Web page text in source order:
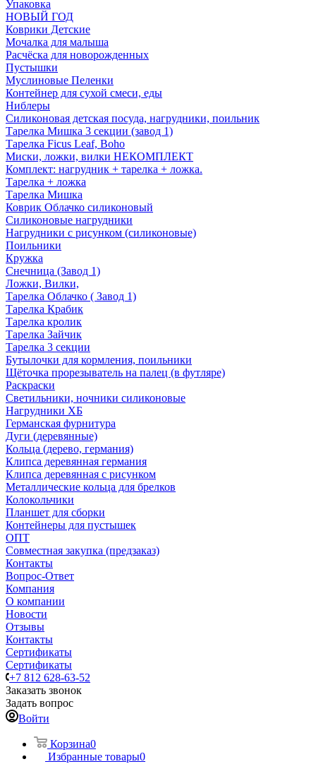
Упаковка
НОВЫЙ ГОД
Коврики Детские
Мочалка для малыша
Расчёска для новорожденных
Пустышки
Муслиновые Пеленки
Контейнер для сухой смеси, еды
Ниблеры
Силиконовая детская посуда, нагрудники, поильник
Тарелка Мишка 3 секции (завод 1)
Тарелка Ficus Leaf, Boho
Миски, ложки, вилки НЕКОМПЛЕКТ
Комплект: нагрудник + тарелка + ложка.
Тарелка + ложка
Тарелка Мишка
Коврик Облачко силиконовый
Силиконовые нагрудники
Нагрудники с рисунком (силиконовые)
Поильники
Кружка
Снечница (Завод 1)
Ложки, Вилки,
Тарелка Облачко ( Завод 1)
Тарелка Крабик
Тарелка кролик
Тарелка Зайчик
Тарелка 3 секции
Бутылочки для кормления, поильники
Щёточка прорезыватель на палец (в футляре)
Раскраски
Светильники, ночники силиконовые
Нагрудники ХБ
Германская фурнитура
Дуги (деревянные)
Кольца (дерево, германия)
Клипса деревянная германия
Клипса деревянная с рисунком
Металлические кольца для брелков
Колокольчики
Планшет для сборки
Контейнеры для пустышек
ОПТ
Совместная закупка (предзаказ)
Контакты
Вопрос-Ответ
Компания
О компании
Новости
Отзывы
Контакты
Сертификаты
Сертификаты
+7 812 628-63-52
Заказать звонок
Задать вопрос
Войти
Корзина0
Избранные товары0